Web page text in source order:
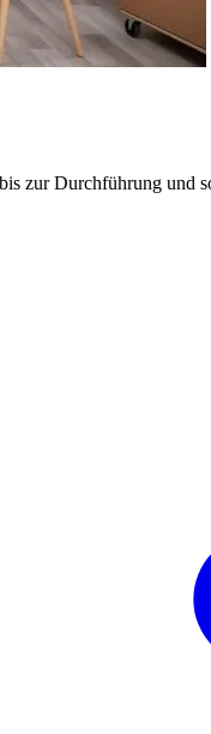
zur Durchführung